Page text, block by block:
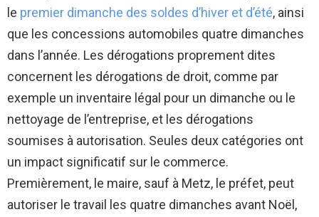
le premier dimanche des soldes d’hiver et d’été, ainsi
que les concessions automobiles quatre dimanches
dans l’année. Les dérogations proprement dites
concernent les dérogations de droit, comme par
exemple un inventaire légal pour un dimanche ou le
nettoyage de l’entreprise, et les dérogations
soumises à autorisation. Seules deux catégories ont
un impact significatif sur le commerce.
Premièrement, le maire, sauf à Metz, le préfet, peut
autoriser le travail les quatre dimanches avant Noël,